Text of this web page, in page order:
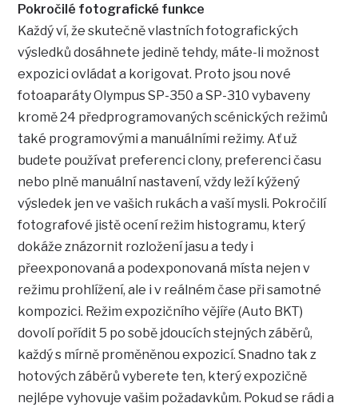
Pokročilé fotografické funkce
Každý ví, že skutečně vlastních fotografických
výsledků dosáhnete jedině tehdy, máte-li možnost
expozici ovládat a korigovat. Proto jsou nové
fotoaparáty Olympus SP-350 a SP-310 vybaveny
kromě 24 předprogramovaných scénických režimů
také programovými a manuálními režimy. Ať už
budete používat preferenci clony, preferenci času
nebo plně manuální nastavení, vždy leží kýžený
výsledek jen ve vašich rukách a vaší mysli. Pokročilí
fotografové jistě ocení režim histogramu, který
dokáže znázornit rozložení jasu a tedy i
přeexponovaná a podexponovaná místa nejen v
režimu prohlížení, ale i v reálném čase při samotné
kompozici. Režim expozičního vějíře (Auto BKT)
dovolí pořídit 5 po sobě jdoucích stejných záběrů,
každý s mírně proměněnou expozicí. Snadno tak z
hotových záběrů vyberete ten, který expozičně
nejlépe vyhovuje vašim požadavkům. Pokud se rádi a